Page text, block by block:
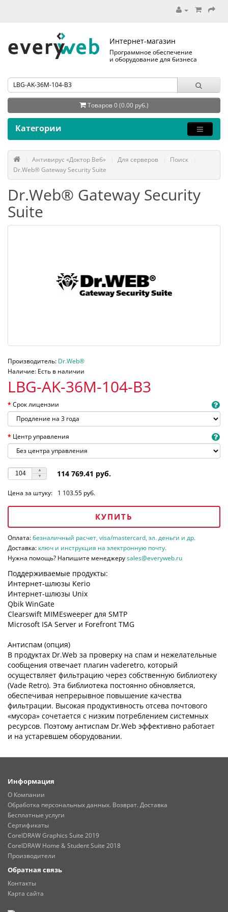
Интернет-магазин
Программное обеспечение
и оборудование для бизнеса
Товаров 0 (0.00 руб.)
Категории
Антивирус «Доктор Веб» Для серверов
Поиск
Dr.Web® Gateway Security Suite
Dr.Web® Gateway Security
Suite
Производитель: Dr.Web®
Наличие: Есть в наличии
LBG-AK-36M-104-B3
Срок лицензии
Центр управления
114 769.41 руб.
Цена за штуку: 1 103.55 руб.
КУПИТЬ
Оплата:безналичный расчет, visa/mastercard, эл. деньги и др.
Доставка: ключ и инструкция на электронную почту.
Нужна помощь? Напишите менеджеруsales@everyweb.ru
Поддерживаемые продукты:
Интернет-шлюзы Kerio
Интернет-шлюзы Unix
Qbik WinGate
Clearswift MIMEsweeper для SMTP
Microsoft ISA Server и Forefront TMG
Антиспам (опция)
В продуктах Dr.Web за проверку на спам и нежелательные
сообщения отвечает плагин vaderetro, который
осуществляет фильтрацию через собственную библиотеку
(Vade Retro). Эта библиотека постоянно обновляется,
обеспечивая непрерывное повышение качества
фильтрации. Высокая продуктивность отсева почтового
«мусора» сочетается с низким потреблением системных
ресурсов. Поэтому антиспам Dr.Web эффективно работает
и на устаревшем оборудовании.
Информация
О Компании
Обработка персональных данных. Возврат. Доставка
Бесплатные услуги
Сертификаты
CorelDRAW Graphics Suite 2019
CorelDRAW Home & Student Suite 2018
Производители
Обратная связь
Контакты
Карта сайта